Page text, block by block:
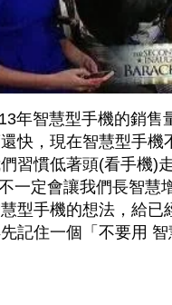
年智慧型手機的銷售
快，現在智慧型手機
習慣低著頭(看手機)
一定會讓我們長智慧
型手機的想法，給
記住一個「不要用 智